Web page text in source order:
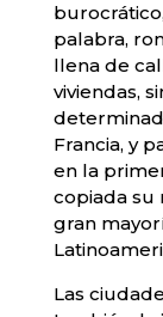
palabra,
llena de
viviendas,
Francia, y
en la
copiada su
gran
Las